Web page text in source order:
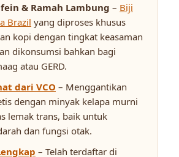
& Ramah Lambung – Biji
Brazil yang diproses khusus
kopi dengan tingkat keasaman
dikonsumsi bahkan bagi
atau GERD.
dari VCO – Menggantikan
dengan minyak kelapa murni
lemak trans, baik untuk
dan fungsi otak.
– Telah terdaftar di